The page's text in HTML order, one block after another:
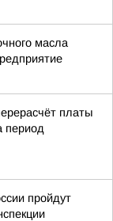
масла
платы
период
пройдут